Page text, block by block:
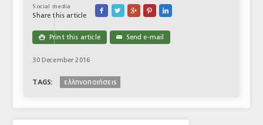
Social media
Share this article
    
 Print this article ✉ Send e-mail
30 December 2016
TAGS: ελληνοποιήσεις